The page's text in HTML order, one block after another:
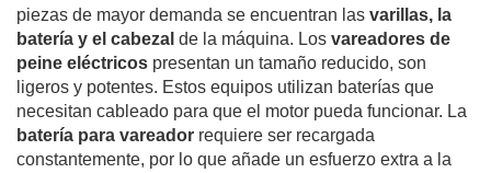
piezas de mayor demanda se encuentran las varillas, la
batería y el cabezal de la máquina. Los vareadores de
peine eléctricos presentan un tamaño reducido, son
ligeros y potentes. Estos equipos utilizan baterías que
necesitan cableado para que el motor pueda funcionar. La
batería para vareador requiere ser recargada
constantemente, por lo que añade un esfuerzo extra a la